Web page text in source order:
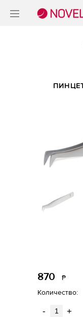
870 Р
Количество:
- +